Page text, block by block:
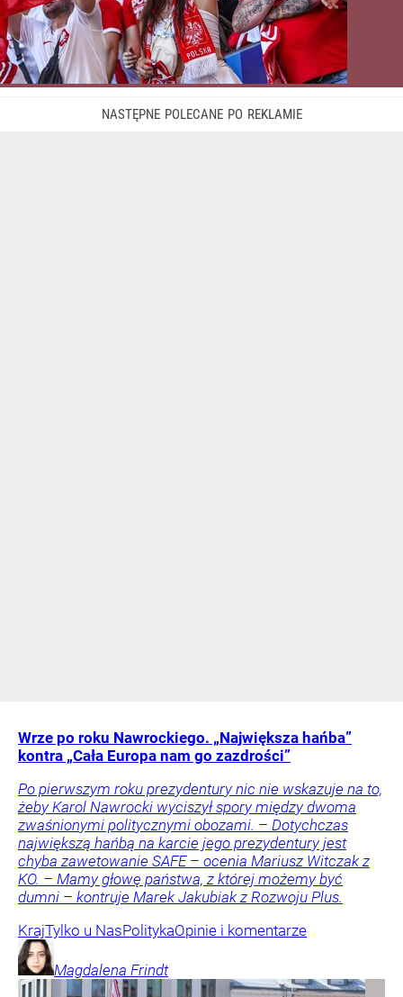
Wrze po roku Nawrockiego. „Największa hańba”
kontra „Cała Europa nam go zazdrości”
Po pierwszym roku prezydentury nic nie wskazuje na to,
żeby Karol Nawrocki wyciszył spory między dwoma
zwaśnionymi politycznymi obozami. – Dotychczas
największą hańbą na karcie jego prezydentury jest
chyba zawetowanie SAFE – ocenia Mariusz Witczak z
KO. – Mamy głowę państwa, z której możemy być
dumni – kontruje Marek Jakubiak z Rozwoju Plus.
KrajTylko u NasPolitykaOpinie i komentarze
Magdalena Frindt